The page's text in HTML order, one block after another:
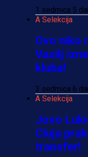
1 sedmica 5
A Selekcija
Ovo niko
Vasilj
kluba!
3 sedmica 6
A Selekcija
Jovo
Cluja
transfer!